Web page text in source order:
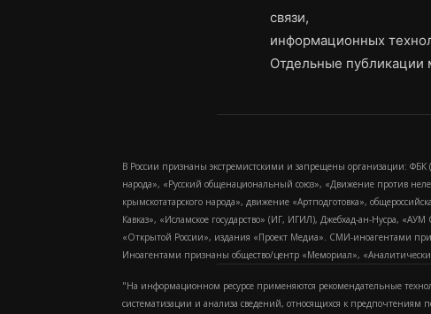
связи,
информационных
Отдельные публикации
В России признаны экстремистскими и запрещены организации:
народа», «Русский общенациональный союз», «Движение против
крымскотатарского народа», движение «Артподготовка»,
Кавказ», «Исламское государство» (ИГ, ИГИЛ), Джебхад-ан-Нусра,
«Открытой России», издания «Проект Медиа». СМИ-иноагентами
Иноагентами признаны общество/центр «Мемориал»,
"На информационном ресурсе применяются рекомендательные
систематизации и анализа сведений, относящихся к предпочтениям